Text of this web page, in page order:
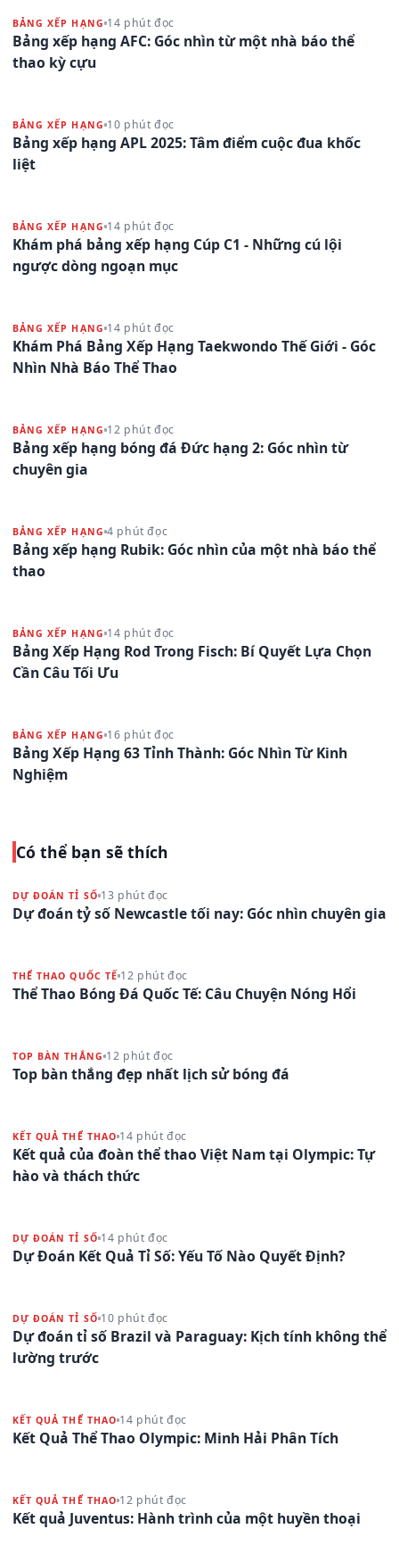
BẢNG XẾP HẠNG 14 phút đọc
Bảng xếp hạng AFC: Góc nhìn từ một nhà báo thể
thao kỳ cựu
BẢNG XẾP HẠNG 10 phút đọc
Bảng xếp hạng APL 2025: Tâm điểm cuộc đua khốc
liệt
BẢNG XẾP HẠNG 14 phút đọc
Khám phá bảng xếp hạng Cúp C1 - Những cú lội
ngược dòng ngoạn mục
BẢNG XẾP HẠNG 14 phút đọc
Khám Phá Bảng Xếp Hạng Taekwondo Thế Giới - Góc
Nhìn Nhà Báo Thể Thao
BẢNG XẾP HẠNG 12 phút đọc
Bảng xếp hạng bóng đá Đức hạng 2: Góc nhìn từ
chuyên gia
BẢNG XẾP HẠNG 4 phút đọc
Bảng xếp hạng Rubik: Góc nhìn của một nhà báo thể
thao
BẢNG XẾP HẠNG 14 phút đọc
Bảng Xếp Hạng Rod Trong Fisch: Bí Quyết Lựa Chọn
Cần Câu Tối Ưu
BẢNG XẾP HẠNG 16 phút đọc
Bảng Xếp Hạng 63 Tỉnh Thành: Góc Nhìn Từ Kinh
Nghiệm
Có thể bạn sẽ thích
DỰ ĐOÁN TỈ SỐ 13 phút đọc
Dự đoán tỷ số Newcastle tối nay: Góc nhìn chuyên gia
THỂ THAO QUỐC TẾ 12 phút đọc
Thể Thao Bóng Đá Quốc Tế: Câu Chuyện Nóng Hổi
TOP BÀN THẮNG 12 phút đọc
Top bàn thắng đẹp nhất lịch sử bóng đá
KẾT QUẢ THỂ THAO 14 phút đọc
Kết quả của đoàn thể thao Việt Nam tại Olympic: Tự
hào và thách thức
DỰ ĐOÁN TỈ SỐ 14 phút đọc
Dự Đoán Kết Quả Tỉ Số: Yếu Tố Nào Quyết Định?
DỰ ĐOÁN TỈ SỐ 10 phút đọc
Dự đoán tỉ số Brazil và Paraguay: Kịch tính không thể
lường trước
KẾT QUẢ THỂ THAO 14 phút đọc
Kết Quả Thể Thao Olympic: Minh Hải Phân Tích
KẾT QUẢ THỂ THAO 12 phút đọc
Kết quả Juventus: Hành trình của một huyền thoại